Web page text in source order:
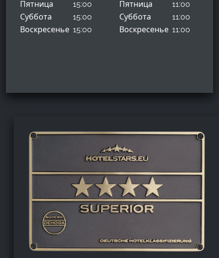
Пятница
15:00
Суббота
15:00
Воскресенье 15:00
Пятница
11:00
Суббота
11:00
Воскресенье 11:00